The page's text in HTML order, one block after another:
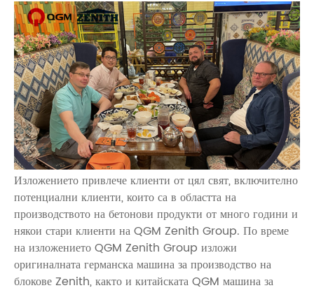
Изложението привлече клиенти от цял ​​свят, включително
потенциални клиенти, които са в областта на
производството на бетонови продукти от много години и
някои стари клиенти на QGM Zenith Group. По време
на изложението QGM Zenith Group изложи
оригиналната германска машина за производство на
блокове Zenith, както и китайската QGM машина за